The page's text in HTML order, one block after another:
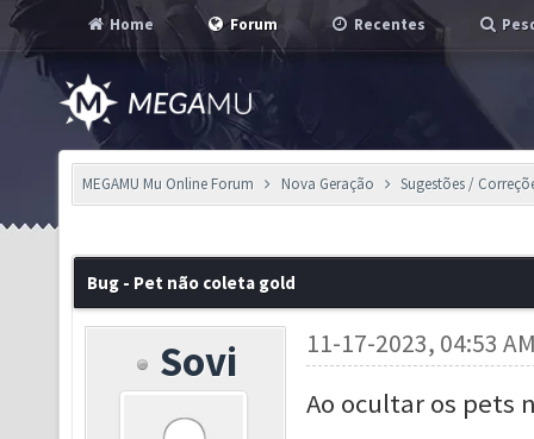
Home Forum Recentes
MEGAMU Mu Online Forum Nova Geração Sugestões /
Bug - Pet não coleta gold
Sovi 11-17-2023, 04:53
Ao ocultar os pets